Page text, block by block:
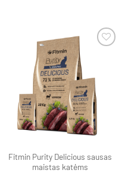
Pamėgti
produktą
Fitmin Purity Delicious sausas
maistas katėms